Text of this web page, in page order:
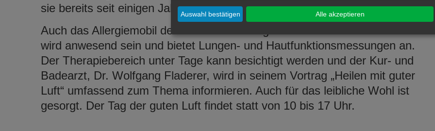
sie bereits seit einigen Jahren erfolgreich im Heilstollen durchführt.
Auch das Allergiemobil des Deutschen Allergie- und Asthmaverbandes
wird anwesend sein und bietet Lungen- und Hautfunktionsmessungen an.
Der Therapiebereich unter Tage kann besichtigt werden und der Kur- und
Badearzt, Dr. Wolfgang Fladerer, wird in seinem Vortrag „Heilen mit guter
Luft“ umfassend zum Thema informieren. Auch für das leibliche Wohl ist
gesorgt. Der Tag der guten Luft findet statt von 10 bis 17 Uhr.
Auswahl bestätigen Alle akzeptieren